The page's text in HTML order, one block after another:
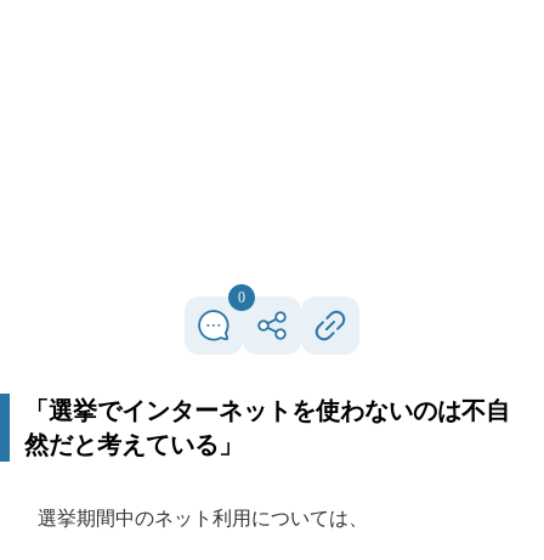
0
「選挙でインターネットを使わないのは不自
然だと考えている」
選挙期間中のネット利用については、